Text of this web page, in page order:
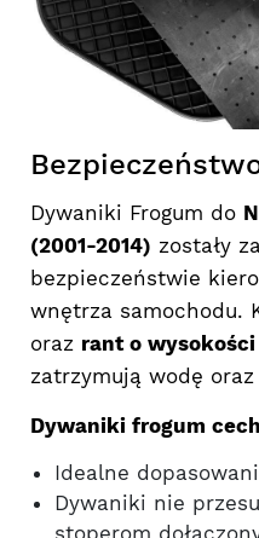
Dywaniki Frogum do
(2001-2014) zostały
bezpieczeństwie
wnętrza samochodu.
oraz rant o wysokości
zatrzymują wodę
Dywaniki frogum
Idealne
Dywaniki nie